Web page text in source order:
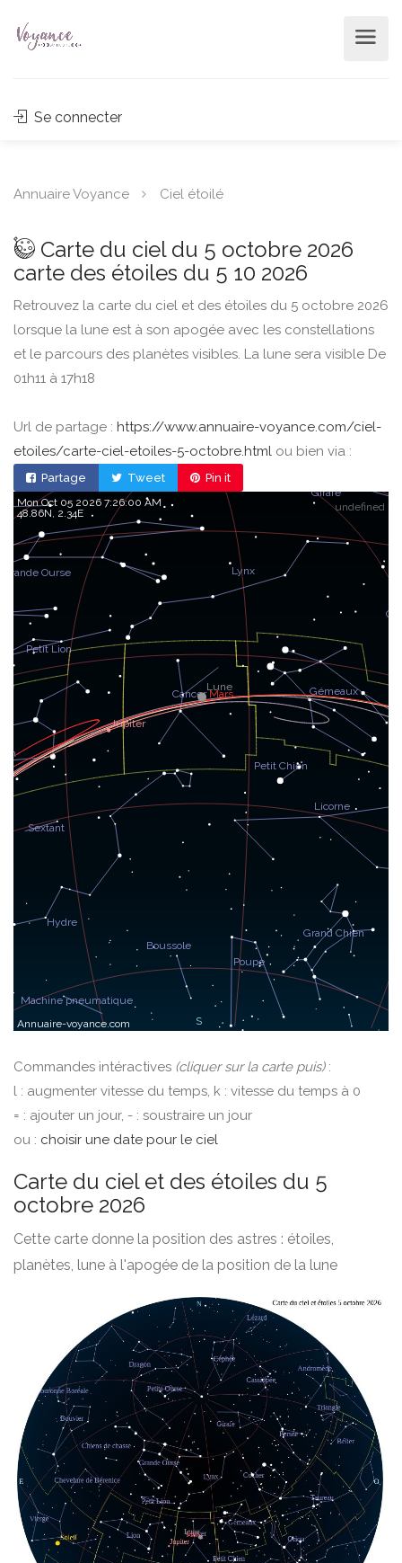
Se connecter
Annuaire Voyance Ciel étoilé
Carte du ciel du 5 octobre 2026
carte des étoiles du 5 10 2026
Retrouvez la carte du ciel et des étoiles du 5 octobre 2026
lorsque la lune est à son apogée avec les constellations
et le parcours des planètes visibles. La lune sera visible De
01h11 à 17h18
Url de partage : https://www.annuaire-voyance.com/ciel-
etoiles/carte-ciel-etoiles-5-octobre.html ou bien via :
Partage Tweet Pin it
undefined
Mon Oct 05 2026 7:26:00 AM
48.86, 2.34
Commandes intéractives (cliquer sur la carte puis):
l : augmenter vitesse du temps, k : vitesse du temps à 0
= : ajouter un jour, - : soustraire un jour
ou : choisir une date pour le ciel
Carte du ciel et des étoiles du 5
octobre 2026
Cette carte donne la position des astres : étoiles,
planètes, lune à l'apogée de la position de la lune